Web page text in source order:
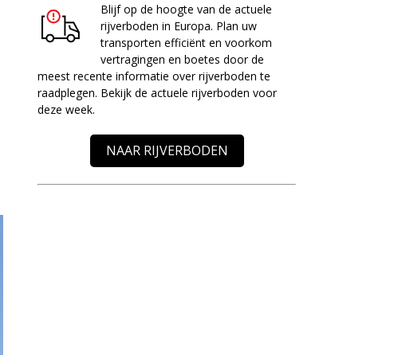
Blijf op de hoogte van de actuele
rijverboden in Europa. Plan uw
transporten efficiënt en voorkom
vertragingen en boetes door de
meest recente informatie over rijverboden te
raadplegen. Bekijk de actuele rijverboden voor
deze week.
NAAR RIJVERBODEN